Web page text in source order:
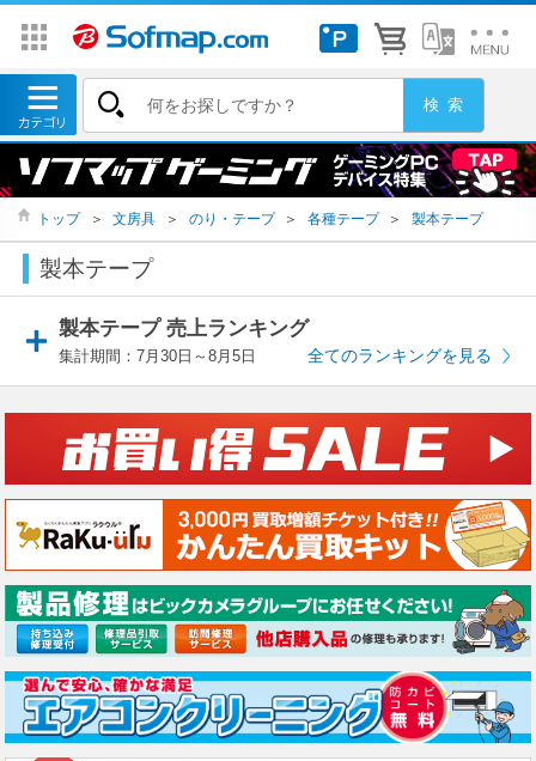
トップ ＞ 文房具 ＞ のり・テープ ＞ 各種テープ ＞ 製本テープ
製本テープ
製本テープ 売上ランキング
集計期間：7月30日～8月5日 全てのランキングを見る